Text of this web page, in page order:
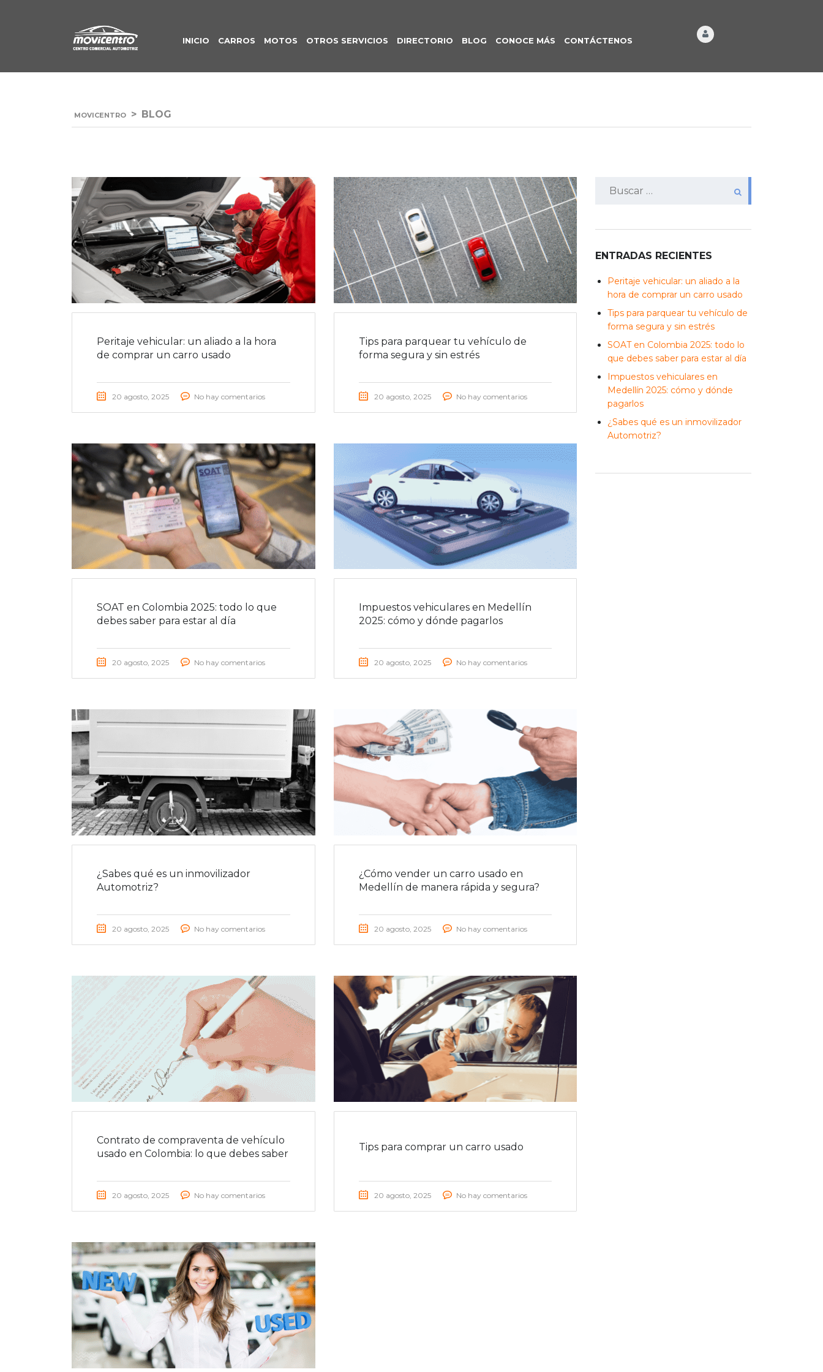
INICIO CARROS MOTOS OTROS SERVICIOS DIRECTORIO BLOG CONOCE MÁS CONTÁCTENOS
MOVICENTRO > BLOG
Peritaje vehicular: un aliado a la hora
de comprar un carro usado
20 agosto, 2025 No hay comentarios
Tips para parquear tu vehículo de
forma segura y sin estrés
20 agosto, 2025 No hay comentarios
SOAT en Colombia 2025: todo lo que
debes saber para estar al día
20 agosto, 2025 No hay comentarios
Impuestos vehiculares en Medellín
2025: cómo y dónde pagarlos
20 agosto, 2025 No hay comentarios
¿Sabes qué es un inmovilizador
Automotriz?
20 agosto, 2025 No hay comentarios
¿Cómo vender un carro usado en
Medellín de manera rápida y segura?
20 agosto, 2025 No hay comentarios
Contrato de compraventa de vehículo
usado en Colombia: lo que debes saber
20 agosto, 2025 No hay comentarios
Tips para comprar un carro usado
20 agosto, 2025 No hay comentarios
ENTRADAS RECIENTES
Peritaje vehicular: un aliado a la
hora de comprar un carro usado
Tips para parquear tu vehículo de
forma segura y sin estrés
SOAT en Colombia 2025: todo lo
que debes saber para estar al día
Impuestos vehiculares en
Medellín 2025: cómo y dónde
pagarlos
¿Sabes qué es un inmovilizador
Automotriz?